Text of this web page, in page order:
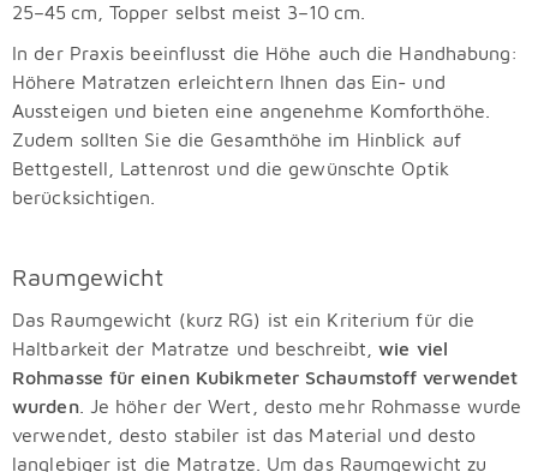
25–45 cm, Topper selbst meist 3–10 cm.
In der Praxis beeinflusst die Höhe auch die Handhabung:
Höhere Matratzen erleichtern Ihnen das Ein- und
Aussteigen und bieten eine angenehme Komforthöhe.
Zudem sollten Sie die Gesamthöhe im Hinblick auf
Bettgestell, Lattenrost und die gewünschte Optik
berücksichtigen.
Raumgewicht
Das Raumgewicht (kurz RG) ist ein Kriterium für die
Haltbarkeit der Matratze und beschreibt,wie viel
Rohmasse für einen Kubikmeter Schaumstoff verwendet
wurden. Je höher der Wert, desto mehr Rohmasse wurde
verwendet, desto stabiler ist das Material und desto
langlebiger ist die Matratze. Um das Raumgewicht zu